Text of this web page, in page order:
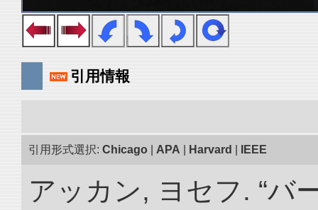
引用情報
引用形式選択: Chicago APA Harvard IEEE
アッカン, ヨセフ. “バ